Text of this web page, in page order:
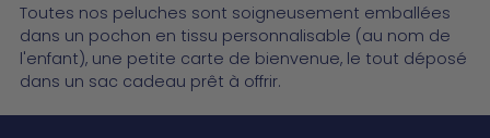
Toutes nos peluches sont soigneusement emballées
dans un pochon en tissu personnalisable (au nom de
l'enfant), une petite carte de bienvenue, le tout déposé
dans un sac cadeau prêt à offrir.